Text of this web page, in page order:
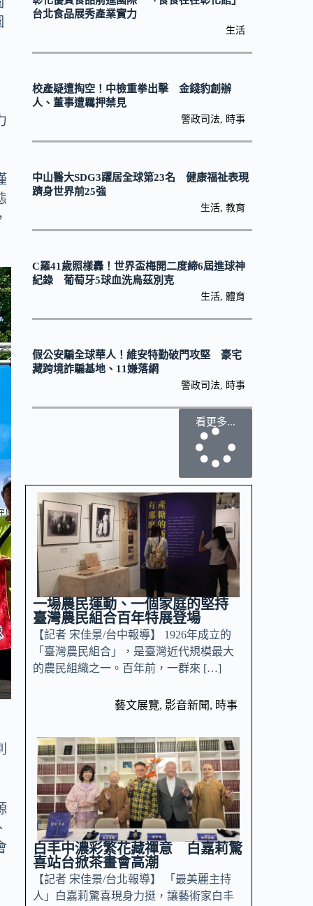
台北食品展秀產業實力
生活
校產疑遭掏空！中檢重拳出擊 金錢豹創辦
人、董事遭羈押禁見
警政司法, 時事
中山醫大SDG3躍居全球第23名 健康福祉表現
躋身世界前25強
生活, 教育
C羅41歲照樣轟！世界盃梅開二度締6屆進球神
紀錄 葡萄牙5球血洗烏茲別克
生活, 體育
假公安騙全球華人！維安特勤破門攻堅 豪宅
藏跨境詐騙基地、11嫌落網
警政司法, 時事
看更多...
一場農民運動、一個家庭的堅持
臺灣農民組合百年特展登場
【記者 宋佳景/台中報導】 1926年成立的
「臺灣農民組合」，是臺灣近代規模最大
的農民組織之一。百年前，一群來 […]
藝文展覽, 影音新聞, 時事
白丰中濃彩繁花藏禪意 白嘉莉驚
喜站台掀茶畫會高潮
【記者 宋佳景/台北報導】 「最美麗主持
人」白嘉莉驚喜現身力挺，讓藝術家白丰